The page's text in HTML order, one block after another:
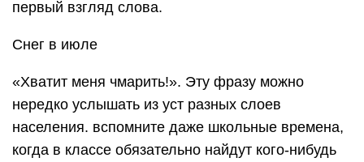
первый взгляд слова.
Снег в июле
«Хватит меня чмарить!». Эту фразу можно
нередко услышать из уст разных слоев
населения. вспомните даже школьные времена,
когда в классе обязательно найдут кого-нибудь